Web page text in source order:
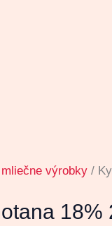
výrobky /
18%